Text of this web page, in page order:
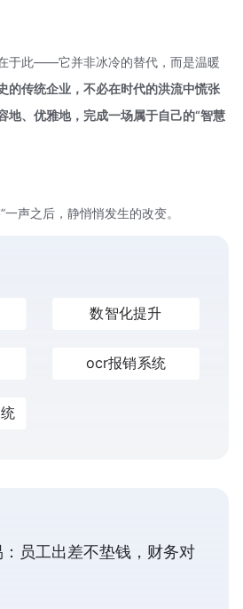
于此——它并非冰冷的替代，而是温暖
的传统企业，不必在时代的洪流中慌张
地、优雅地，完成一场属于自己的“智慧
声之后，静悄悄发生的改变。
数智化提升
ocr报销系统
员工出差不垫钱，财务对